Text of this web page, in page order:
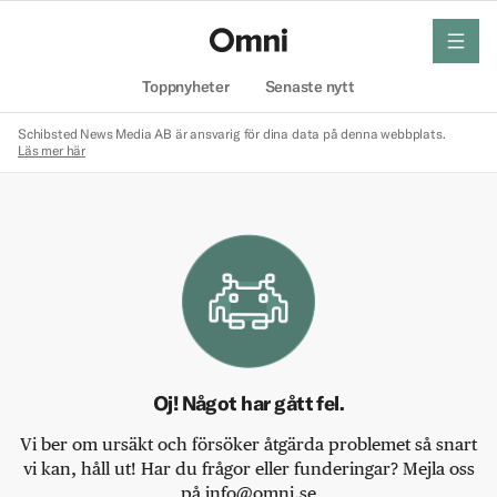
Toppnyheter Senaste nytt
meny
Schibsted News Media AB är ansvarig för dina data på denna webbplats.
Läs mer här
Oj! Något har gått fel.
Vi ber om ursäkt och försöker åtgärda problemet så snart
vi kan, håll ut! Har du frågor eller funderingar? Mejla oss